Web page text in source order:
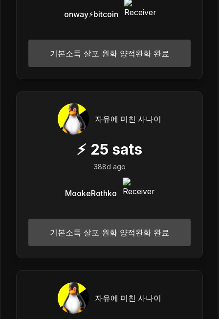
onway⚡️bitcoin
기본소득 살포 원화 양적완화 완료
자유에 미친 사나이
⚡ 25 sats
388d ago
MookeRothko
기본소득 살포 원화 양적완화 완료
자유에 미친 사나이